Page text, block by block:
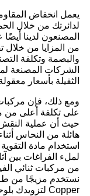
يعمل انخفاض
لدائرتك من خلال
من المزايا من خلال
والبصمة وتكلفة
الشركات المصنعة
الثقيلة بأسعار
ومع ذلك، فإن
على تكلفة أعلى من
حيث أن عملية
هائلة من النحاس
استخدام مادة
لملء الفراغات بين
من مركبات ثنائي
Copper لتزويدك بلوحة متميزة بأفضل الأسعار.